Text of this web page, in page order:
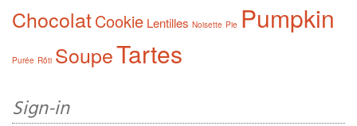
ChocolatCookie Lentilles Noisette Pie Pumpkin
Purée Rôti SoupeTartes
Sign-in